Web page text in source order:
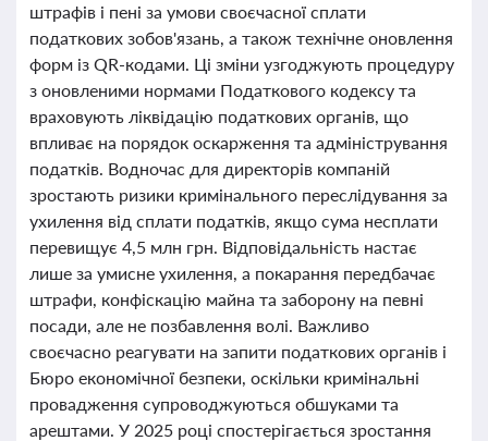
штрафів і пені за умови своєчасної сплати
податкових зобов'язань, а також технічне оновлення
форм із QR-кодами. Ці зміни узгоджують процедуру
з оновленими нормами Податкового кодексу та
враховують ліквідацію податкових органів, що
впливає на порядок оскарження та адміністрування
податків. Водночас для директорів компаній
зростають ризики кримінального переслідування за
ухилення від сплати податків, якщо сума несплати
перевищує 4,5 млн грн. Відповідальність настає
лише за умисне ухилення, а покарання передбачає
штрафи, конфіскацію майна та заборону на певні
посади, але не позбавлення волі. Важливо
своєчасно реагувати на запити податкових органів і
Бюро економічної безпеки, оскільки кримінальні
провадження супроводжуються обшуками та
арештами. У 2025 році спостерігається зростання